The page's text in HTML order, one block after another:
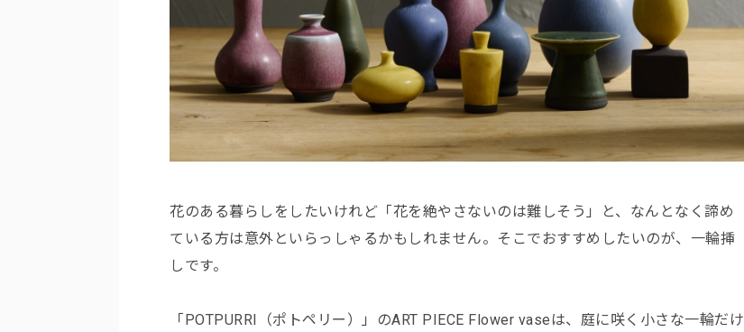
花のある暮らしをしたいけれど「花を絶やさないのは難しそう」と、なんとなく諦め
ている方は意外といらっしゃるかもしれません。そこでおすすめしたいのが、一輪挿
しです。
「POTPURRI（ポトペリー）」のART PIECE Flower vaseは、庭に咲く小さな一輪だけ